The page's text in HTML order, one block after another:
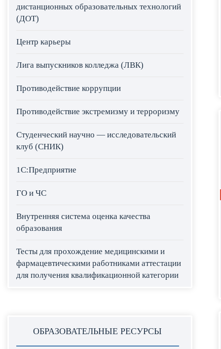
дистанционных образовательных технологий
(ДОТ)
Центр карьеры
Лига выпускников колледжа (ЛВК)
Противодействие коррупции
Противодействие экстремизму и терроризму
Студенческий научно — исследовательский
клуб (СНИК)
1С:Предприятие
ГО и ЧС
Внутренняя система оценка качества
образования
Тесты для прохождение медицинскими и
фармацевтическими работниками аттестации
для получения квалификационной категории
ОБРАЗОВАТЕЛЬНЫЕ РЕСУРСЫ